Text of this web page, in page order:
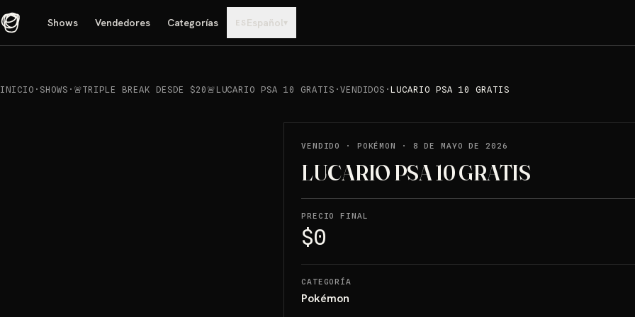
Shows Vendedores Categorías ES Español▾
INICIO · SHOWS · 🚨TRIPLE BREAK DESDE $20🚨LUCARIO PSA 10 GRATIS · VENDIDOS ·LUCARIO PSA 10 GRATIS
VENDIDO · POKÉMON · 8 DE MAYO DE 2026
LUCARIO PSA 10 GRATIS
PRECIO FINAL
$0
CATEGORÍA
Pokémon